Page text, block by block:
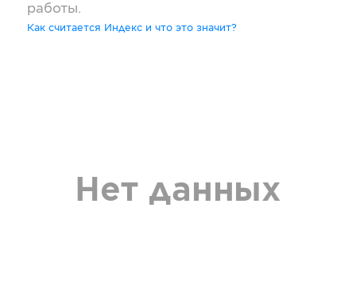
работы.
Как считается Индекс и что это значит?
Нет данных